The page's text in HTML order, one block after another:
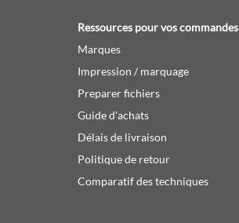
Ressources pour vos commandes
Marques
Impression / marquage
Preparer fichiers
Guide d'achats
Délais de livraison
Politique de retour
Comparatif des techniques